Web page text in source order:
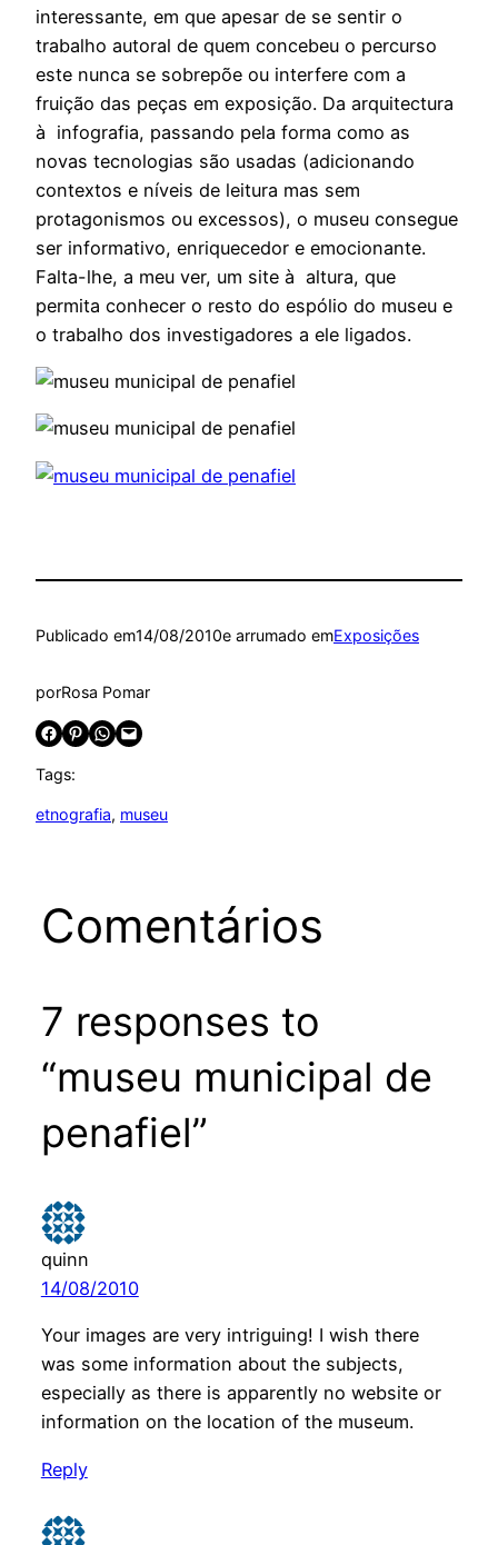
interessante, em que apesar de se sentir o
trabalho autoral de quem concebeu o percurso
este nunca se sobrepõe ou interfere com a
fruição das peças em exposição. Da arquitectura
à infografia, passando pela forma como as
novas tecnologias são usadas (adicionando
contextos e níveis de leitura mas sem
protagonismos ou excessos), o museu consegue
ser informativo, enriquecedor e emocionante.
Falta-lhe, a meu ver, um site à altura, que
permita conhecer o resto do espólio do museu e
o trabalho dos investigadores a ele ligados.
Publicado em14/08/2010e arrumado emExposições
porRosa Pomar
Share on Facebook Share on Pinterest Share on WhatsApp Email this Page
Tags:
etnografia, museu
Comentários
7 responses to
“museu municipal de
penafiel”
quinn
14/08/2010
Your images are very intriguing! I wish there
was some information about the subjects,
especially as there is apparently no website or
information on the location of the museum.
Reply